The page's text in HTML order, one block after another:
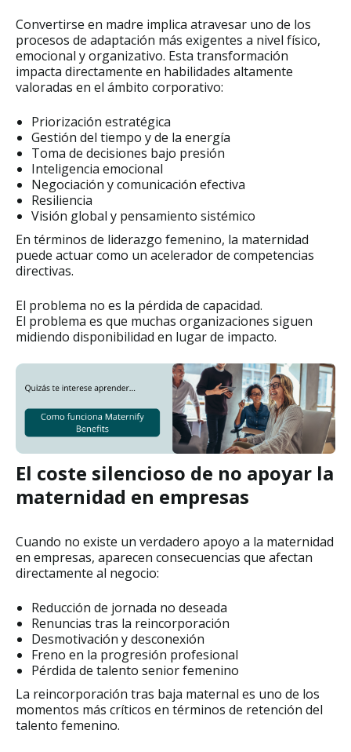
Convertirse en madre implica atravesar uno de los
procesos de adaptación más exigentes a nivel físico,
emocional y organizativo. Esta transformación
impacta directamente en habilidades altamente
valoradas en el ámbito corporativo:
Priorización estratégica
Gestión del tiempo y de la energía
Toma de decisiones bajo presión
Inteligencia emocional
Negociación y comunicación efectiva
Resiliencia
Visión global y pensamiento sistémico
En términos de liderazgo femenino, la maternidad
puede actuar como un acelerador de competencias
directivas.
El problema no es la pérdida de capacidad.
El problema es que muchas organizaciones siguen
midiendo disponibilidad en lugar de impacto.
El coste silencioso de no apoyar la
maternidad en empresas
Cuando no existe un verdadero apoyo a la maternidad
en empresas, aparecen consecuencias que afectan
directamente al negocio:
Reducción de jornada no deseada
Renuncias tras la reincorporación
Desmotivación y desconexión
Freno en la progresión profesional
Pérdida de talento senior femenino
La reincorporación tras baja maternal es uno de los
momentos más críticos en términos de retención del
talento femenino.